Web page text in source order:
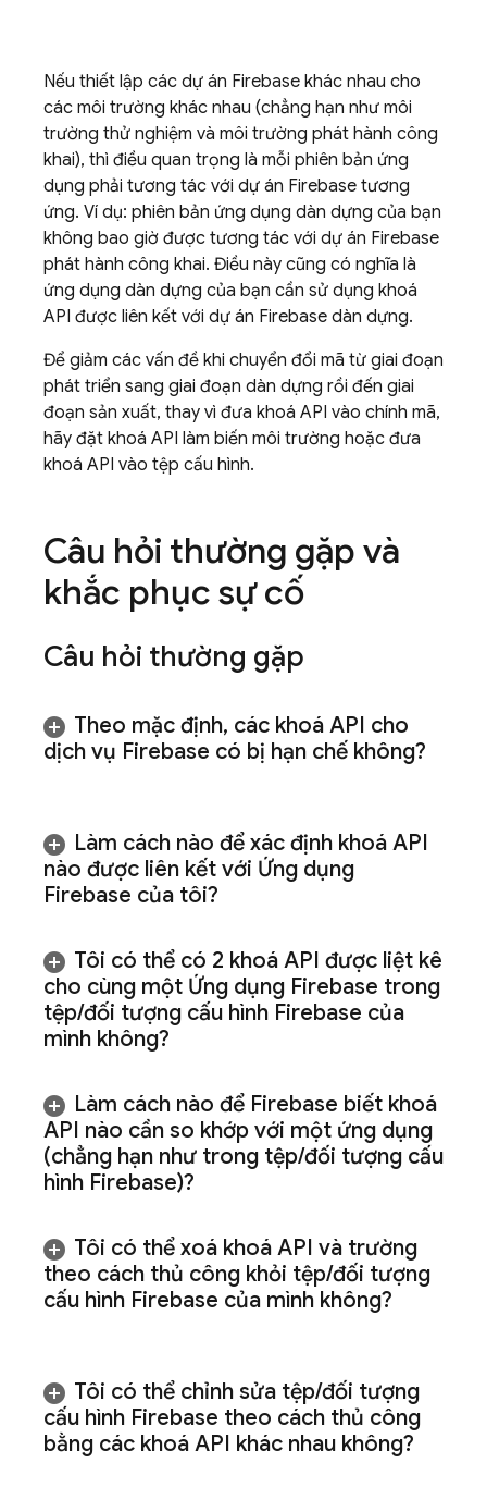
Nếu thiết lập các dự án Firebase khác nhau cho
các môi trường khác nhau (chẳng hạn như môi
trường thử nghiệm và môi trường phát hành công
khai), thì điều quan trọng là mỗi phiên bản ứng
dụng phải tương tác với dự án Firebase tương
ứng. Ví dụ: phiên bản ứng dụng dàn dựng của bạn
không bao giờ được tương tác với dự án Firebase
phát hành công khai. Điều này cũng có nghĩa là
ứng dụng dàn dựng của bạn cần sử dụng khoá
API được liên kết với dự án Firebase dàn dựng.
Để giảm các vấn đề khi chuyển đổi mã từ giai đoạn
phát triển sang giai đoạn dàn dựng rồi đến giai
đoạn sản xuất, thay vì đưa khoá API vào chính mã,
hãy đặt khoá API làm biến môi trường hoặc đưa
khoá API vào tệp cấu hình.
Câu hỏi thường gặp và
khắc phục sự cố
Câu hỏi thường gặp
Theo mặc định, các khoá API cho
dịch vụ Firebase có bị hạn chế không?
Làm cách nào để xác định khoá API
nào được liên kết với Ứng dụng
Firebase của tôi?
Tôi có thể có 2 khoá API được liệt kê
cho cùng một Ứng dụng Firebase trong
tệp/đối tượng cấu hình Firebase của
mình không?
Làm cách nào để Firebase biết khoá
API nào cần so khớp với một ứng dụng
(chẳng hạn như trong tệp/đối tượng cấu
hình Firebase)?
Tôi có thể xoá khoá API và trường
theo cách thủ công khỏi tệp/đối tượng
cấu hình Firebase của mình không?
Tôi có thể chỉnh sửa tệp/đối tượng
cấu hình Firebase theo cách thủ công
bằng các khoá API khác nhau không?